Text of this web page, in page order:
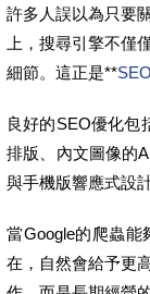
許多人誤以為只要
上，搜尋引擎不僅
細節。這正是**
良好的SEO優化包
排版、內文圖像的
與手機版響應式設
當Google的爬蟲
在，自然會給予更